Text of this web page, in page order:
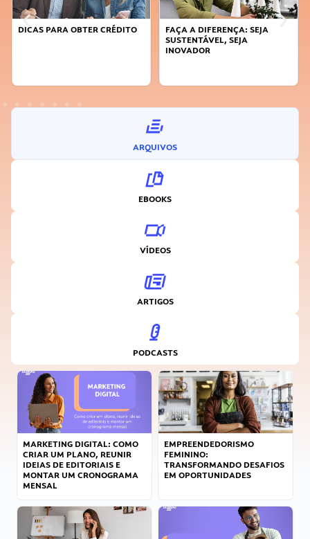
DICAS PARA OBTER CRÉDITO
FAÇA A DIFERENÇA: SEJA
SUSTENTÁVEL, SEJA
INOVADOR
ARQUIVOS
EBOOKS
VÍDEOS
ARTIGOS
PODCASTS
MARKETING DIGITAL: COMO
CRIAR UM PLANO, REUNIR
IDEIAS DE EDITORIAIS E
MONTAR UM CRONOGRAMA
MENSAL
EMPREENDEDORISMO
FEMININO:
TRANSFORMANDO DESAFIOS
EM OPORTUNIDADES